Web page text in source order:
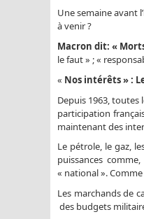
Une semaine avant
à venir ?
Macron dit: «
le faut » ; «
« Nos intérêts » :
Depuis 1963, toutes
participation
maintenant des
Le pétrole, le gaz,
puissances
« national ».
Les marchands de
des budgets